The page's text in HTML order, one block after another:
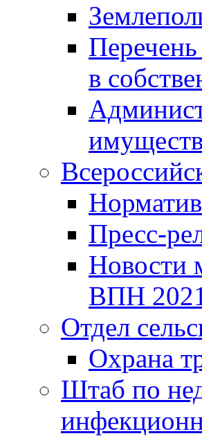
в
Пресс-
Новости
ВПН
Отдел
Охрана
Штаб по